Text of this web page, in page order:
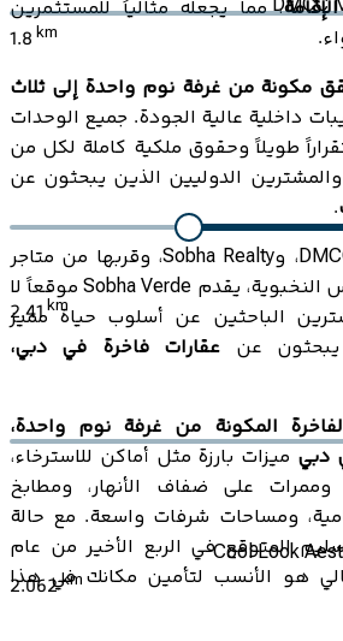
، مما يجعله مثالياً للمستثمرين
مكونة من غرفة نوم واحدة إلى ثلاث
داخلية عالية الجودة. جميع الوحدات
طويلاً وحقوق ملكية كاملة لكل من
والمشترين الدوليين الذين يبحثون عن
.
مع اتصال ممتاز عبر DMCC، وSobha Realty، وقربها من متاجر
التجزئة الفاخرة والمدارس النخبوية، يقدم Sobha Verde موقعاً لا
الباحثين عن أسلوب حياة مميز
يبحثون عن عقارات فاخرة في دبي،
المكونة من غرفة نوم واحدة،
دبي ميزات بارزة مثل أماكن للاسترخاء،
على ضفاف الأنهار، ومطابخ
ومساحات شرفات واسعة. مع حالة
المتوقع في الربع الأخير من عام
هو الأنسب لتأمين مكانك في هذا
DMCC
1.8 km
2.41km
Cool Look
2.062km